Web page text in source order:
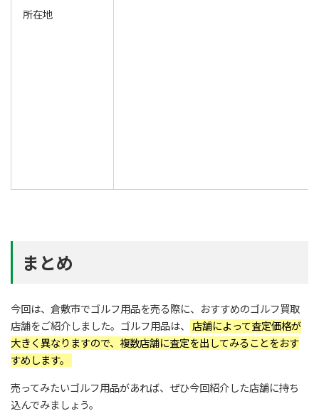
所在地
まとめ
今回は、倉敷市でゴルフ用品を売る際に、おすすめのゴルフ買取
店舗をご紹介しました。ゴルフ用品は、
店舗によって査定価格が
大きく異なりますので、複数店舗に査定を出してみることをおす
すめします。
売ってみたいゴルフ用品があれば、ぜひ今回紹介した店舗に持ち
込んでみましょう。